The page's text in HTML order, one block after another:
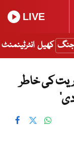
LIVE
جنگ کھیل انٹرٹینمنٹ
کی خاطر